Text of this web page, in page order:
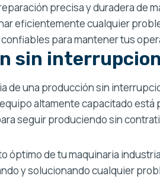
reparación precisa y duradera
eficientemente cualquier
para mantener tus
sin
de una producción sin
altamente capacitado
seguir produciendo sin
óptimo de tu maquinaria
y solucionando cualquier